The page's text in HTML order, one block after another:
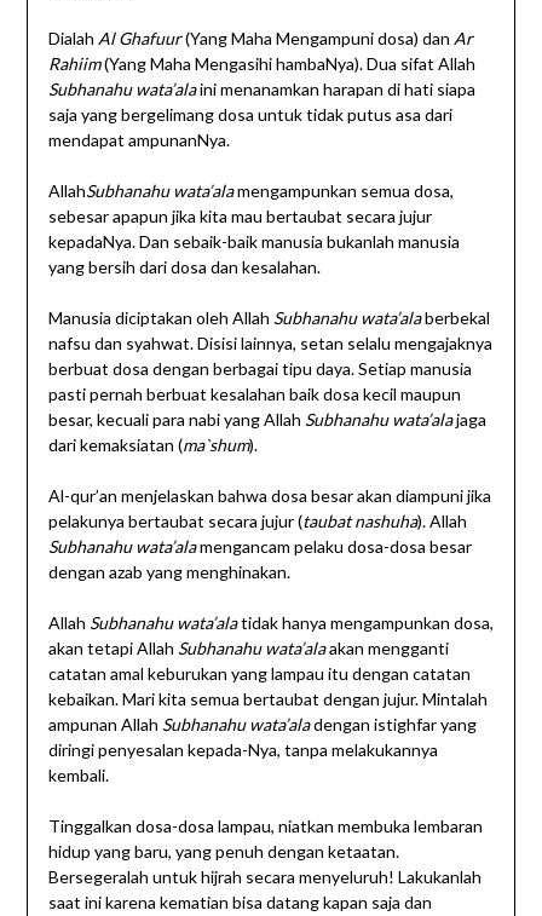
Dialah Al Ghafuur(Yang Maha Mengampuni dosa) dan Ar
Rahiim(Yang Maha Mengasihi hambaNya). Dua sifat Allah
Subhanahu wata’alaini menanamkan harapan di hati siapa
saja yang bergelimang dosa untuk tidak putus asa dari
mendapat ampunanNya.
AllahSubhanahu wata’alamengampunkan semua dosa,
sebesar apapun jika kita mau bertaubat secara jujur
kepadaNya. Dan sebaik-baik manusia bukanlah manusia
yang bersih dari dosa dan kesalahan.
Manusia diciptakan oleh Allah Subhanahu wata’alaberbekal
nafsu dan syahwat. Disisi lainnya, setan selalu mengajaknya
berbuat dosa dengan berbagai tipu daya. Setiap manusia
pasti pernah berbuat kesalahan baik dosa kecil maupun
besar, kecuali para nabi yang Allah Subhanahu wata’alajaga
dari kemaksiatan (ma`shum).
Al-qur’an menjelaskan bahwa dosa besar akan diampuni jika
pelakunya bertaubat secara jujur (taubat nashuha). Allah
Subhanahu wata’alamengancam pelaku dosa-dosa besar
dengan azab yang menghinakan.
Allah Subhanahu wata’alatidak hanya mengampunkan dosa,
akan tetapi Allah Subhanahu wata’alaakan mengganti
catatan amal keburukan yang lampau itu dengan catatan
kebaikan. Mari kita semua bertaubat dengan jujur. Mintalah
ampunan Allah Subhanahu wata’aladengan istighfar yang
diringi penyesalan kepada-Nya, tanpa melakukannya
kembali.
Tinggalkan dosa-dosa lampau, niatkan membuka lembaran
hidup yang baru, yang penuh dengan ketaatan.
Bersegeralah untuk hijrah secara menyeluruh! Lakukanlah
saat ini karena kematian bisa datang kapan saja dan